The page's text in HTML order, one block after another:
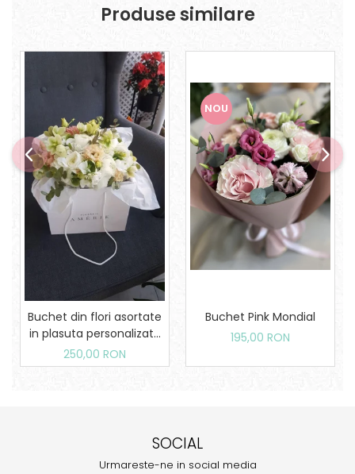
Produse similare
Buchet din flori asortate
in plasuta personalizata
Amerie
250,00 RON
NOU
Buchet Pink Mondial
195,00 RON
SOCIAL
Urmareste-ne in social media